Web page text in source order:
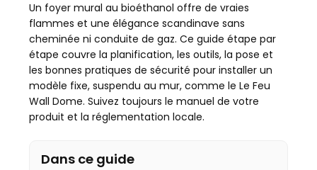
Un foyer mural au bioéthanol offre de vraies
flammes et une élégance scandinave sans
cheminée ni conduite de gaz. Ce guide étape par
étape couvre la planification, les outils, la pose et
les bonnes pratiques de sécurité pour installer un
modèle fixe, suspendu au mur, comme le Le Feu
Wall Dome. Suivez toujours le manuel de votre
produit et la réglementation locale.
Dans ce guide